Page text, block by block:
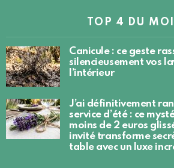
TOP 4 DU
Canicule : ce geste
silencieusement vos
l’intérieur
J’ai définitivement
service d’été : ce
moins de 2 euros
invité transforme
table avec un luxe